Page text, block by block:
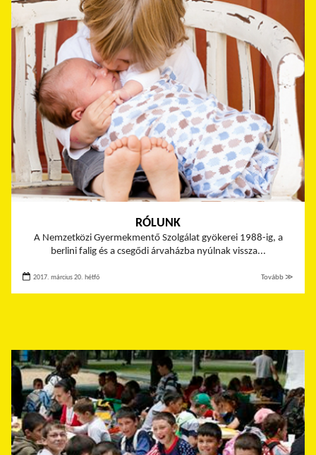
RÓLUNK
A Nemzetközi Gyermekmentő Szolgálat gyökerei 1988-ig, a
berlini falig és a csegődi árvaházba nyúlnak vissza...
2017. március 20. hétfő Tovább ≫